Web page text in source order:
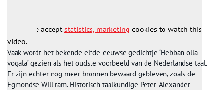
Please acceptstatistics, marketing cookies to watch this
video.
Vaak wordt het bekende elfde-eeuwse gedichtje ‘Hebban olla
vogala’ gezien als het oudste voorbeeld van de Nederlandse taal.
Er zijn echter nog meer bronnen bewaard gebleven, zoals de
Egmondse Williram. Historisch taalkundige Peter-Alexander